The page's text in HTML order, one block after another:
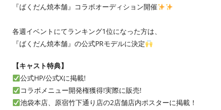
『ばくだん焼本舗』コラボオーディション開催
各週イベントにてランキング1位になった方は、
『ばくだん焼本舗』の公式PRモデルに決定
【キャスト特典】
公式HP/公式Xに掲載!
コラボメニュー開発権獲得!実際に販売!
池袋本店、原宿竹下通り店の2店舗店内ポスターに掲載！